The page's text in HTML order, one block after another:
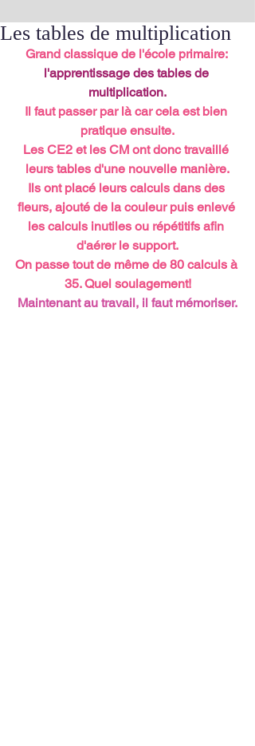
Les tables de multiplication
Grand classique de l'école primaire:
l'apprentissage des tables de
multiplication.
Il faut passer par là car cela est bien
pratique ensuite.
Les CE2 et les CM ont donc travaillé
leurs tables d'une nouvelle manière.
Ils ont placé leurs calculs dans des
fleurs, ajouté de la couleur puis enlevé
les calculs inutiles ou répétitifs afin
d'aérer le support.
On passe tout de même de 80 calculs à
35. Quel soulagement!
Maintenant au travail, il faut mémoriser.